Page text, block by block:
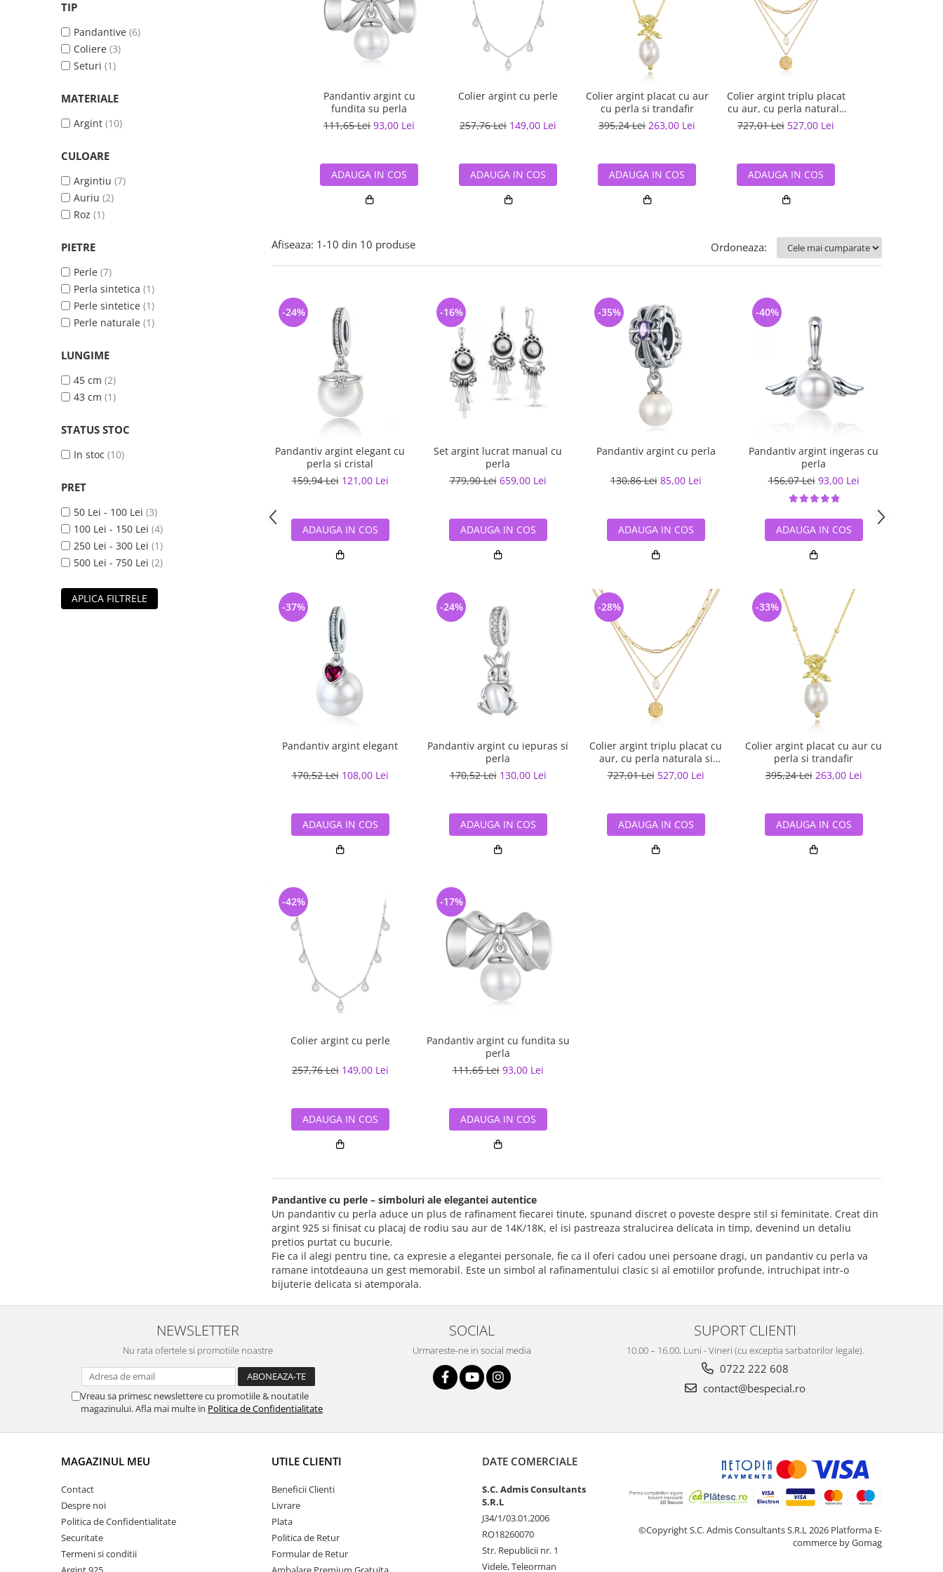
semipretioase
Bijuterii argint placat cu aur
Bijuterii argint cu diverse
Bijuterii argint cu murano
Bijuterii gotice si rock
Bijuterii Handmade
Casete si cutii de bijuterii
Bijuterii tungsten
Accesorii Piele
Solutii si lavete de curatare
bijuterii argint
TIP
Pandantive (6)
Coliere (3)
Seturi (1)
MATERIALE
Argint (10)
CULOARE
Argintiu (7)
Auriu (2)
Roz (1)
PIETRE
Perle (7)
Perla sintetica (1)
Perle sintetice (1)
Perle naturale (1)
LUNGIME
45 cm (2)
43 cm (1)
STATUS STOC
In stoc (10)
PRET
50 Lei - 100 Lei (3)
100 Lei - 150 Lei (4)
250 Lei - 300 Lei (1)
500 Lei - 750 Lei (2)
APLICA FILTRELE
Pandantiv argint cu
fundita su perla
111,65 Lei 93,00 Lei
ADAUGA IN COS
Colier argint cu perle
257,76 Lei 149,00 Lei
ADAUGA IN COS
Colier argint placat cu aur
cu perla si trandafir
395,24 Lei 263,00 Lei
ADAUGA IN COS
Colier argint triplu placat
cu aur, cu perla naturala
si pandantiv masiv
727,01 Lei 527,00 Lei
ADAUGA IN COS
Afiseaza: 1-10 din 10 produse Ordoneaza:
Pandantiv argint elegant cu
perla si cristal
159,94 Lei 121,00 Lei
-24%
ADAUGA IN COS
Set argint lucrat manual cu
perla
779,90 Lei 659,00 Lei
-16%
ADAUGA IN COS
Pandantiv argint cu perla
130,86 Lei 85,00 Lei
-35%
ADAUGA IN COS
Pandantiv argint ingeras cu
perla
156,07 Lei 93,00 Lei
-40%
ADAUGA IN COS
Pandantiv argint elegant
170,52 Lei 108,00 Lei
-37%
ADAUGA IN COS
Pandantiv argint cu iepuras si
perla
170,52 Lei 130,00 Lei
-24%
ADAUGA IN COS
Colier argint triplu placat cu
aur, cu perla naturala si
pandantiv masiv
727,01 Lei 527,00 Lei
-28%
ADAUGA IN COS
Colier argint placat cu aur cu
perla si trandafir
395,24 Lei 263,00 Lei
-33%
ADAUGA IN COS
Colier argint cu perle
257,76 Lei 149,00 Lei
-42%
ADAUGA IN COS
Pandantiv argint cu fundita su
perla
111,65 Lei 93,00 Lei
-17%
ADAUGA IN COS
Pandantive cu perle – simboluri ale elegantei autentice
Un pandantiv cu perla aduce un plus de rafinament fiecarei tinute, spunand discret o poveste despre stil si feminitate. Creat din
argint 925 si finisat cu placaj de rodiu sau aur de 14K/18K, el isi pastreaza stralucirea delicata in timp, devenind un detaliu
pretios purtat cu bucurie.
Fie ca il alegi pentru tine, ca expresie a elegantei personale, fie ca il oferi cadou unei persoane dragi, un pandantiv cu perla va
ramane intotdeauna un gest memorabil. Este un simbol al rafinamentului clasic si al emotiilor profunde, intruchipat intr-o
bijuterie delicata si atemporala.
NEWSLETTER
Nu rata ofertele si promotiile noastre
Vreau sa primesc newslettere cu promotiile & noutatile
magazinului. Afla mai multe in Politica de Confidentialitate
SOCIAL
Urmareste-ne in social media
SUPORT CLIENTI
10.00 – 16.00, Luni - Vineri (cu exceptia sarbatorilor legale).
0722 222 608
contact@bespecial.ro
MAGAZINUL MEU
Contact
Despre noi
Politica de Confidentialitate
Securitate
Termeni si conditii
UTILE CLIENTI
Beneficii Clienti
Livrare
Plata
Politica de Retur
Formular de Retur
DATE COMERCIALE
S.C. Admis Consultants
S.R.L
J34/1/03.01.2006
RO18260070
Str. Republicii nr. 1
Videle, Teleorman
©Copyright S.C. Admis Consultants S.R.L 2026 Platforma E-
commerce by Gomag